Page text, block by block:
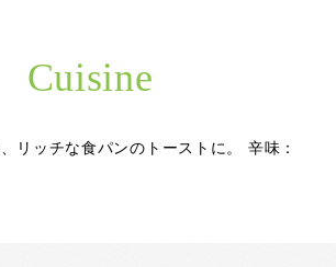
Cuisine
リッチな食パンのトーストに。 辛味：